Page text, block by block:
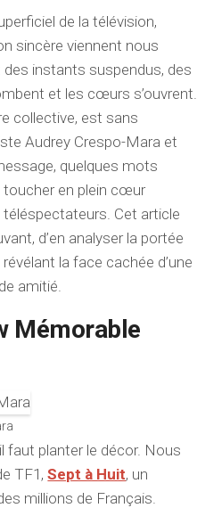
de la télévision,
sincère viennent nous
instants suspendus, des
et les cœurs s’ouvrent.
collective, est sans
Audrey Crespo-Mara et
quelques mots
toucher en plein cœur
téléspectateurs. Cet article
d’en analyser la portée
la face cachée d’une
amitié.
Mémorable
faut planter le décor. Nous
TF1,Sept à Huit, un
millions de Français.